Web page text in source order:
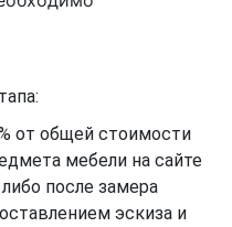
от общей стоимости
мебели на сайте
после замера
эскиза и